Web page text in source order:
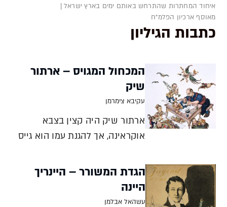
איחוד המחתרות שהתרחש באותם ימים בארץ ישראל |
מאוסף ארכיון הפלמ"ח
כתבות הגיליון
המכחול המגויס – ארתור
שיק
עקיבא צימרמן
ארתור שיק היה קצין בצבא
אוקראינה, אך להגנת עמו הוא גייס
ייחודי עיטר את נכסי צאן הברזל
של העם: ההגדה של פסח, מגילת
אסתר ומגילת העצמאות. אמן
הגדת המשורר – היינריך
היינה
עשהאל אבלמן